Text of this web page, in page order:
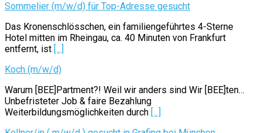
Sommelier (m/w/d) für Top-Adresse gesucht
Das Kronenschlösschen, ein familiengeführtes 4-Sterne
Hotel mitten im Rheingau, ca. 40 Minuten von Frankfurt
entfernt, ist [...]
Koch (m/w/d)
Warum [BEE]Partment?! Weil wir anders sind Wir [BEE]ten…
Unbefristeter Job & faire Bezahlung
Weiterbildungsmöglichkeiten durch [...]